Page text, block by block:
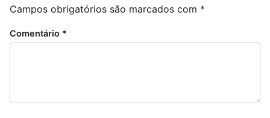
Campos obrigatórios são marcados com *
Comentário *